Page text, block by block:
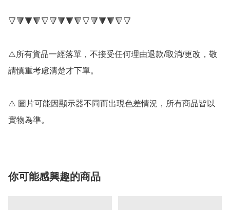
🔻🔻🔻🔻🔻🔻🔻🔻🔻🔻🔻🔻🔻🔻🔻
⚠️所有貨品一經落單，不接受任何理由退款/取消/更改，敬
請慎重考慮清楚才下單。
⚠️ 圖片可能因顯示器不同而出現色差情況，所有商品皆以
實物為準。
你可能感興趣的商品